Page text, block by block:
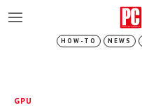
HOW-TO NEWS
GPU